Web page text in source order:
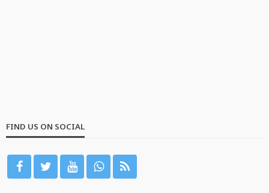
FIND US ON SOCIAL